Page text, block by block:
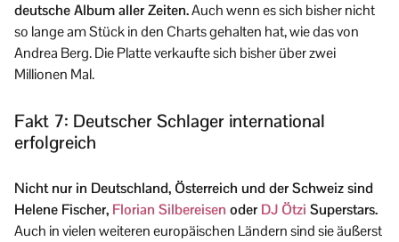
deutsche Album aller Zeiten.Auch wenn es sich bisher nicht
so lange am Stück in den Charts gehalten hat, wie das von
Andrea Berg. Die Platte verkaufte sich bisher über zwei
Millionen Mal.
Fakt 7: Deutscher Schlager international
erfolgreich
Nicht nur in Deutschland, Österreich und der Schweiz sind
Helene Fischer, Florian Silbereisen oder DJ Ötzi Superstars.
Auch in vielen weiteren europäischen Ländern sind sie äußerst